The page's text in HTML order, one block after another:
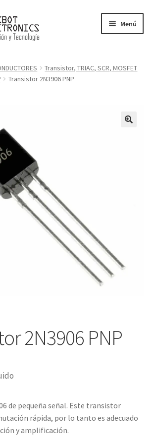
Menú
Impresos
Transistor, TRIAC, SCR, MOSFET
Transistor 2N3906 PNP
2N3906 PNP
de pequeña señal. Este transistor
rápida, por lo tanto es adecuado
yamplificación.